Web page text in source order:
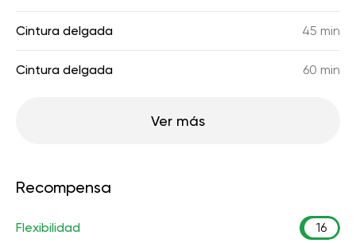
Cintura delgada 45 min
Cintura delgada 60 min
Ver más
Recompensa
Flexibilidad 16